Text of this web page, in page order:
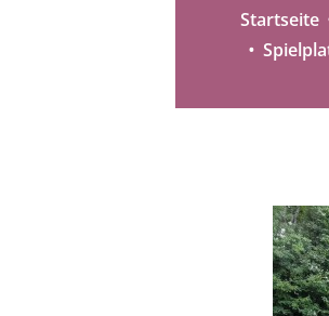
Startseite